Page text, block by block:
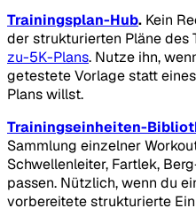
Trainingsplan-Hub. Kein
der strukturierten Pläne des
zu-5K-Plans. Nutze ihn,
getestete Vorlage statt
Plans willst.
Trainingseinheiten-
Sammlung einzelner
Schwellenleiter, Fartlek,
passen. Nützlich, wenn du
vorbereitete strukturierte